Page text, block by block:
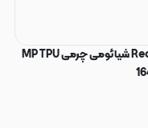
قاب گوشی Redmi 9C - Redmi 10A - Poco C3 شیائومی چرمی MP TPU